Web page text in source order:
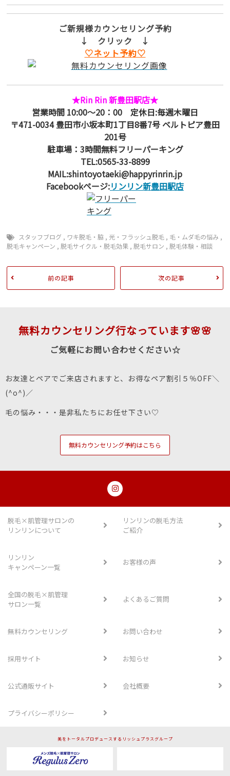
ご新規様カウンセリング予約
↓ クリック ↓
♡ネット予約♡
★Rin Rin 新豊田駅店★
営業時間 10:00～20：00 定休日:毎週木曜日
〒471-0034 豊田市小坂本町1丁目8番7号 ベルトピア豊田
201号
駐車場：3時間無料フリーパーキング
TEL:0565-33-8899
MAIL:shintoyotaeki@happyrinrin.jp
Facebookページ:リンリン新豊田駅店
スタッフブログ , ワキ脱毛・脇 , 光・フラッシュ脱毛 , 毛・ムダ毛の悩み ,
脱毛キャンペーン ,脱毛サイクル・脱毛効果 ,脱毛サロン ,脱毛体験・相談
前の記事 次の記事
無料カウンセリング行なっています🌸🌸
ご気軽にお問い合わせください☆
お友達とペアでご来店されますと、お得なペア割引５％OFF＼
(^o^)／
毛の悩み・・・是非私たちにお任せ下さい♡
無料カウンセリング予約はこちら
脱毛×肌管理サロンの
リンリンについて
リンリンの脱毛方法
ご紹介
リンリン
キャンペーン一覧
お客様の声
全国の脱毛×肌管理
サロン一覧
よくあるご質問
無料カウンセリング お問い合わせ
採用サイト お知らせ
公式通販サイト 会社概要
プライバシーポリシー
美をトータルプロデュースするリッシュプラスグループ